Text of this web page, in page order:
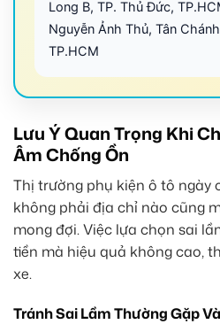
Long B, TP. Thủ Đức,
Nguyễn Ảnh Thủ, Tân
TP.HCM
Lưu Ý Quan Trọng Khi
Âm Chống Ồn
Thị trường phụ kiện ô tô ngày
không phải địa chỉ nào cũng
mong đợi. Việc lựa chọn sai
tiền mà hiệu quả không cao,
xe.
Tránh Sai Lầm Thường Gặp